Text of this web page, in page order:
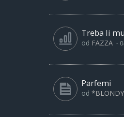
Treba li
od FAZZA -
Parfemi
od